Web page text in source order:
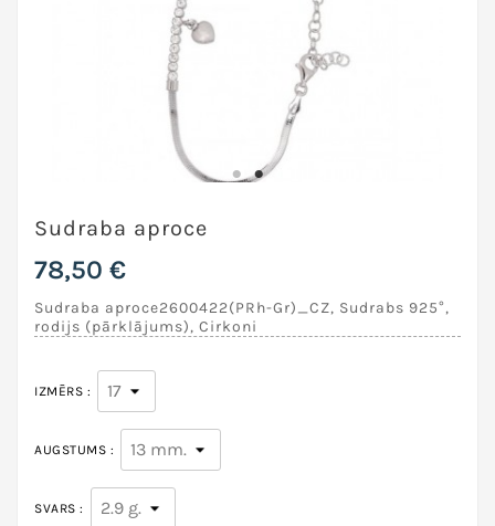
Sudraba aproce
78,50 €
Sudraba aproce2600422(PRh-Gr)_CZ, Sudrabs 925°,
rodijs (pārklājums), Cirkoni
IZMĒRS :
AUGSTUMS :
SVARS :